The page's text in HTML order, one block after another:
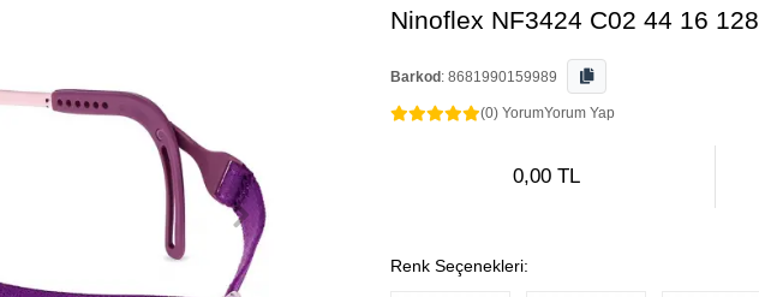
Ninoflex NF3424 C02 44 16 128
Barkod : 8681990159989
(0) YorumYorum Yap
0,00 TL
Renk Seçenekleri: